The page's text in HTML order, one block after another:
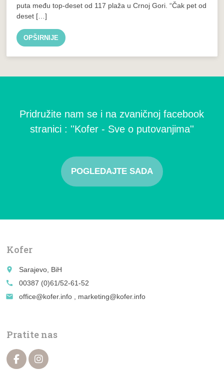
puta među top-deset od 117 plaža u Crnoj Gori. “Čak pet od
deset […]
OPŠIRNIJE
Pridružite nam se i na zvaničnoj facebook
stranici : ''Kofer - Sve o putovanjima''
POGLEDAJTE SADA
Kofer
place
Sarajevo, BiH
call
00387 (0)61/52-61-52
email
office@kofer.info , marketing@kofer.info
Pratite nas